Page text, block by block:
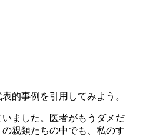
的事例を引用してみよう。
ました。医者がもうダメだ
親類たちの中でも、私のす